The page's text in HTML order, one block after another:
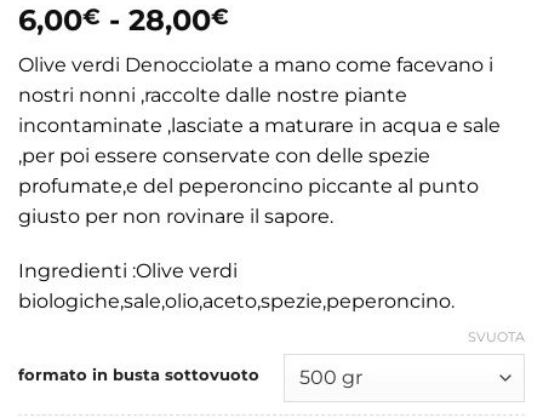
6,00€ - 28,00€
prezzo:
da
6,00€
a
28,00€
Olive verdi Denocciolate a mano come facevano i
nostri nonni ,raccolte dalle nostre piante
incontaminate ,lasciate a maturare in acqua e sale
,per poi essere conservate con delle spezie
profumate,e del peperoncino piccante al punto
giusto per non rovinare il sapore.
Ingredienti :Olive verdi
biologiche,sale,olio,aceto,spezie,peperoncino.
formato in busta sottovuoto
SVUOTA